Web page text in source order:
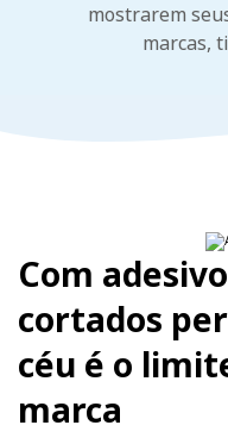
mostrarem
marcas,
Com
cortados
céu é o
marca